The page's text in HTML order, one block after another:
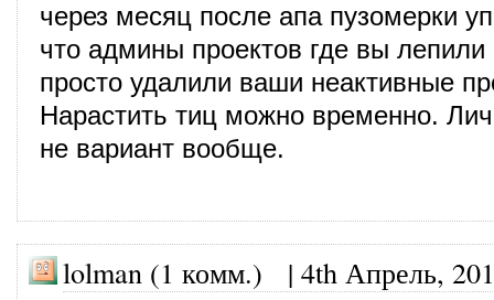
через месяц после апа пузомерки
что админы проектов где вы лепили
просто удалили ваши неактивные
Нарастить тиц можно временно.
не вариант вообще.
lolman (1 комм.) | 4th Апрель,